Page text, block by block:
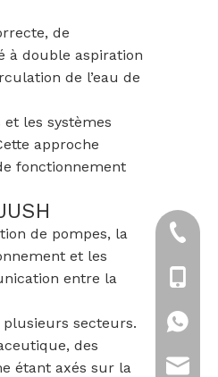
de
à double aspiration
de l’eau de
les systèmes
approche
fonctionnement
de pompes, la
et les
entre la
plusieurs secteurs.
des
étant axés sur la
+86-
+86-